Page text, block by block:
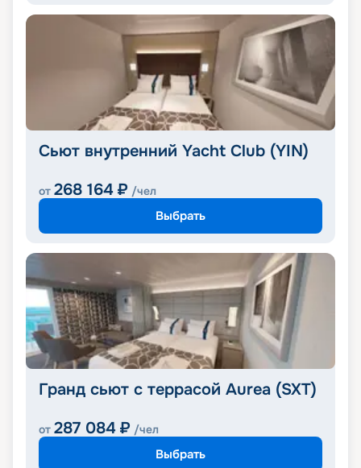
Сьют внутренний Yacht Club (YIN)
от 268 164 ₽ /чел
Выбрать
Гранд сьют с террасой Aurea (SXT)
от 287 084 ₽ /чел
Выбрать